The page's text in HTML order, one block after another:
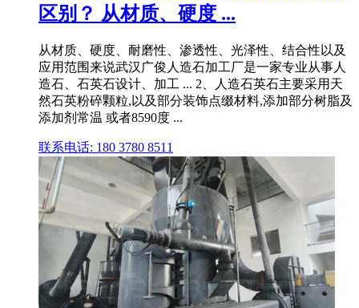
区别？ 从材质、硬度 ...
从材质、硬度、耐磨性、渗透性、光泽性、结合性以及
应用范围来说武汉广俊人造石加工厂是一家专业从事人
造石、石英石设计、加工 ... 2、人造石英石主要采用天
然石英粉碎颗粒,以及部分装饰点缀材料,添加部分树脂及
添加剂常温 或者8590度 ...
联系电话: 180 3780 8511